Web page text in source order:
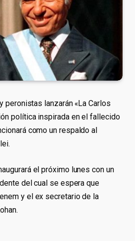
peronistas lanzarán «La Carlos
política inspirada en el fallecido
como un respaldo al
el próximo lunes con un
del cual se espera que
y el ex secretario de la